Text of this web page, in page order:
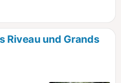
Wege
Riveau und Grands